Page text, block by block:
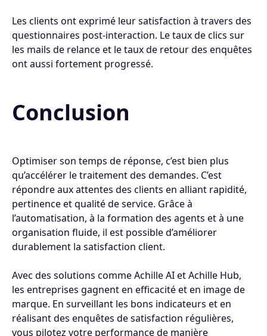
Les clients ont exprimé leur satisfaction à travers des
questionnaires post-interaction. Le taux de clics sur
les mails de relance et le taux de retour des enquêtes
ont aussi fortement progressé.
Conclusion
Optimiser son temps de réponse, c’est bien plus
qu’accélérer le traitement des demandes. C’est
répondre aux attentes des clients en alliant rapidité,
pertinence et qualité de service. Grâce à
l’automatisation, à la formation des agents et à une
organisation fluide, il est possible d’améliorer
durablement la satisfaction client.
Avec des solutions comme Achille AI et Achille Hub,
les entreprises gagnent en efficacité et en image de
marque. En surveillant les bons indicateurs et en
réalisant des enquêtes de satisfaction régulières,
vous pilotez votre performance de manière